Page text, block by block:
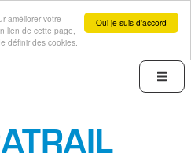
Oui je suis d'accord
améliorer votre
lien de cette page,
définir des cookies.
Menu